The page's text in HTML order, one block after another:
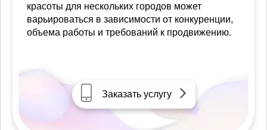
красоты для нескольких городов может
варьироваться в зависимости от конкуренции,
объема работы и требований к продвижению.
Заказать услугу